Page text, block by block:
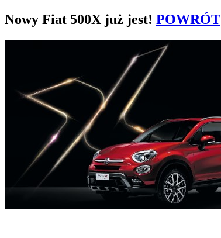
Nowy Fiat 500X już jest! POWRÓT